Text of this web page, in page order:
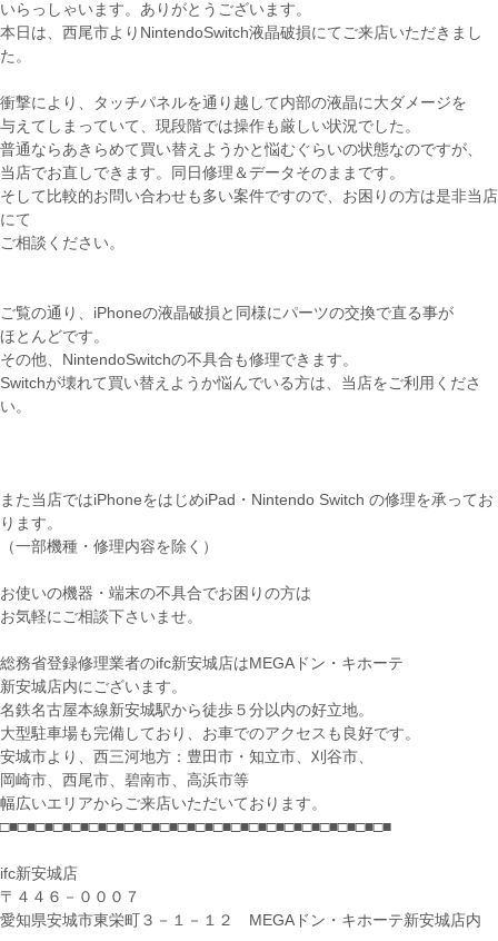
いらっしゃいます。ありがとうございます。
本日は、西尾市よりNintendoSwitch液晶破損にてご来店いただきまし
た。
衝撃により、タッチパネルを通り越して内部の液晶に大ダメージを
与えてしまっていて、現段階では操作も厳しい状況でした。
普通ならあきらめて買い替えようかと悩むぐらいの状態なのですが、
当店でお直しできます。同日修理＆データそのままです。
そして比較的お問い合わせも多い案件ですので、お困りの方は是非当店
にて
ご相談ください。
ご覧の通り、iPhoneの液晶破損と同様にパーツの交換で直る事が
ほとんどです。
その他、NintendoSwitchの不具合も修理できます。
Switchが壊れて買い替えようか悩んでいる方は、当店をご利用くださ
い。
また当店ではiPhoneをはじめiPad・Nintendo Switch の修理を承ってお
ります。
（一部機種・修理内容を除く）
お使いの機器・端末の不具合でお困りの方は
お気軽にご相談下さいませ。
総務省登録修理業者のifc新安城店はMEGAドン・キホーテ
新安城店内にございます。
名鉄名古屋本線新安城駅から徒歩５分以内の好立地。
大型駐車場も完備しており、お車でのアクセスも良好です。
安城市より、西三河地方：豊田市・知立市、刈谷市、
岡崎市、西尾市、碧南市、高浜市等
幅広いエリアからご来店いただいております。
□■□■□■□■□■□■□■□■□■□■□■□■□■□■□■□■□■□■□■□■□■□■
ifc新安城店
〒４４６－０００７
愛知県安城市東栄町３－１－１２ MEGAドン・キホーテ新安城店内